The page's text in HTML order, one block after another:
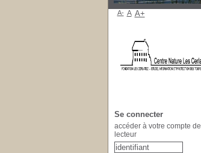
A- A A+
Se connecter
accéder à votre compte de
lecteur